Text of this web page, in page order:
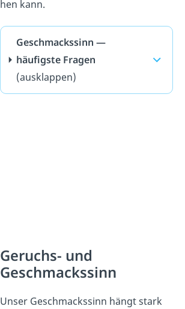
hen kann.
Geschmackssinn —
häufigste Fragen
(ausklappen)
Geruchs- und
Geschmackssinn
Unser Geschmackssinn hängt stark